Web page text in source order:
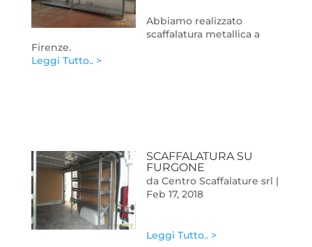
Abbiamo realizzato
scaffalatura metallica a
Firenze.
Leggi Tutto.. >
SCAFFALATURA SU
FURGONE
da Centro Scaffalature srl |
Feb 17, 2018
Leggi Tutto.. >